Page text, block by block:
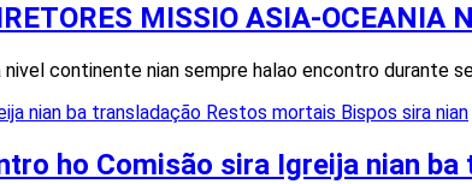
MISSIO ASIA-
continente nian sempre halao encontro durante
ho Comisão sira Igreija nian